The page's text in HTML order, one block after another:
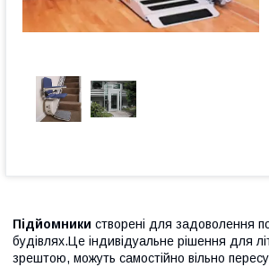
Підйомники створені для задоволення
будівлях.Це індивідуальне рішення для
зрештою, можуть самостійно вільно